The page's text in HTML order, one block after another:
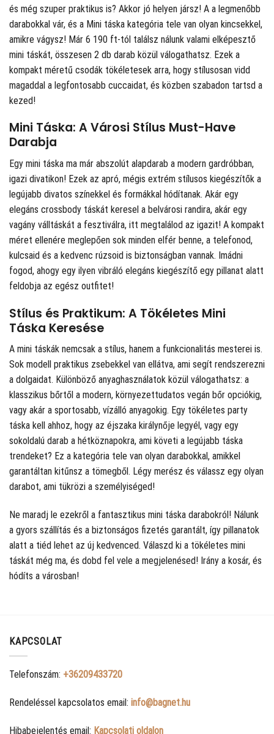
és még szuper praktikus is? Akkor jó helyen jársz! A a legmenőbb
darabokkal vár, és a Mini táska kategória tele van olyan kincsekkel,
amikre vágysz! Már 6 190 ft-tól találsz nálunk valami elképesztő
mini táskát, összesen 2 db darab közül válogathatsz. Ezek a
kompakt méretű csodák tökéletesek arra, hogy stílusosan vidd
magaddal a legfontosabb cuccaidat, és közben szabadon tartsd a
kezed!
Mini Táska: A Városi Stílus Must-Have
Darabja
Egy mini táska ma már abszolút alapdarab a modern gardróbban,
igazi divatikon! Ezek az apró, mégis extrém stílusos kiegészítők a
legújabb divatos színekkel és formákkal hódítanak. Akár egy
elegáns crossbody táskát keresel a belvárosi randira, akár egy
vagány válltáskát a fesztiválra, itt megtalálod az igazit! A kompakt
méret ellenére meglepően sok minden elfér benne, a telefonod,
kulcsaid és a kedvenc rúzsoid is biztonságban vannak. Imádni
fogod, ahogy egy ilyen vibráló elegáns kiegészítő egy pillanat alatt
feldobja az egész outfitet!
Stílus és Praktikum: A Tökéletes Mini
Táska Keresése
A mini táskák nemcsak a stílus, hanem a funkcionalitás mesterei is.
Sok modell praktikus zsebekkel van ellátva, ami segít rendszerezni
a dolgaidat. Különböző anyaghasználatok közül válogathatsz: a
klasszikus bőrtől a modern, környezettudatos vegán bőr opciókig,
vagy akár a sportosabb, vízálló anyagokig. Egy tökéletes party
táska kell ahhoz, hogy az éjszaka királynője legyél, vagy egy
sokoldalú darab a hétköznapokra, ami követi a legújabb táska
trendeket? Ez a kategória tele van olyan darabokkal, amikkel
garantáltan kitűnsz a tömegből. Légy merész és válassz egy olyan
darabot, ami tükrözi a személyiséged!
Ne maradj le ezekről a fantasztikus mini táska darabokról! Nálunk
a gyors szállítás és a biztonságos fizetés garantált, így pillanatok
alatt a tiéd lehet az új kedvenced. Válaszd ki a tökéletes mini
táskát még ma, és dobd fel vele a megjelenésed! Irány a kosár, és
hódíts a városban!
KAPCSOLAT
Telefonszám: +36209433720
Rendeléssel kapcsolatos email: info@bagnet.hu
Hibabejelentés email: Kapcsolati oldalon